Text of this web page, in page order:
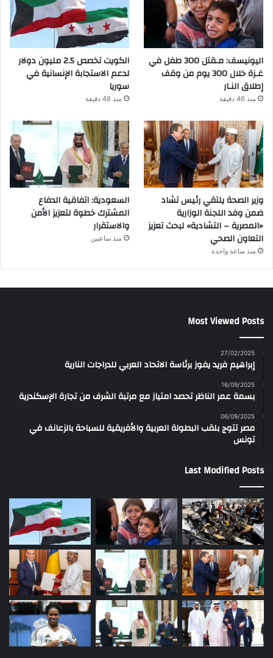
اليونيسف: مـقتل 300 طفل في
غـزة خلال 300 يوم من وقف
إطلاق النـار
منذ 46 دقيقة
الكويت تخصص 2.5 مليون دولار
لدعم الاستجابة الإنسانية في
سوريا
منذ 48 دقيقة
وزير الصحة يلتقي رئيس تشاد
ضمن وفد اللجنة الوزارية
«المصرية – التشادية» لبحث تعزيز
التعاون الصحي
منذ ساعة واحدة
السعودية: اتفاقية الدفاع
المشترك خطوة لتعزيز الأمن
والاستقرار
منذ ساعتين
Most Viewed Posts
27/02/2025
إبراهيم فريد يفوز برئاسة الاتحاد العربي للدراجات النارية
16/09/2025
بسمة عمر الناظر تحصد امتياز مع مرتبة الشرف من تجارة الإسكندرية
06/09/2025
مصر تتوج بلقب البطولة العربية والأفريقية للسباحة بالزعانف في
تونس
Last Modified Posts